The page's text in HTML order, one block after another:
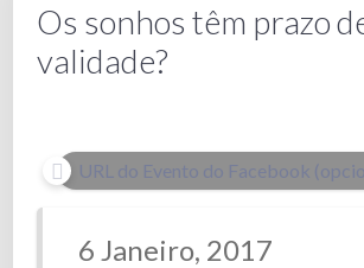
Os sonhos têm prazo
validade?
URL do Evento do Facebook
6 Janeiro, 2017